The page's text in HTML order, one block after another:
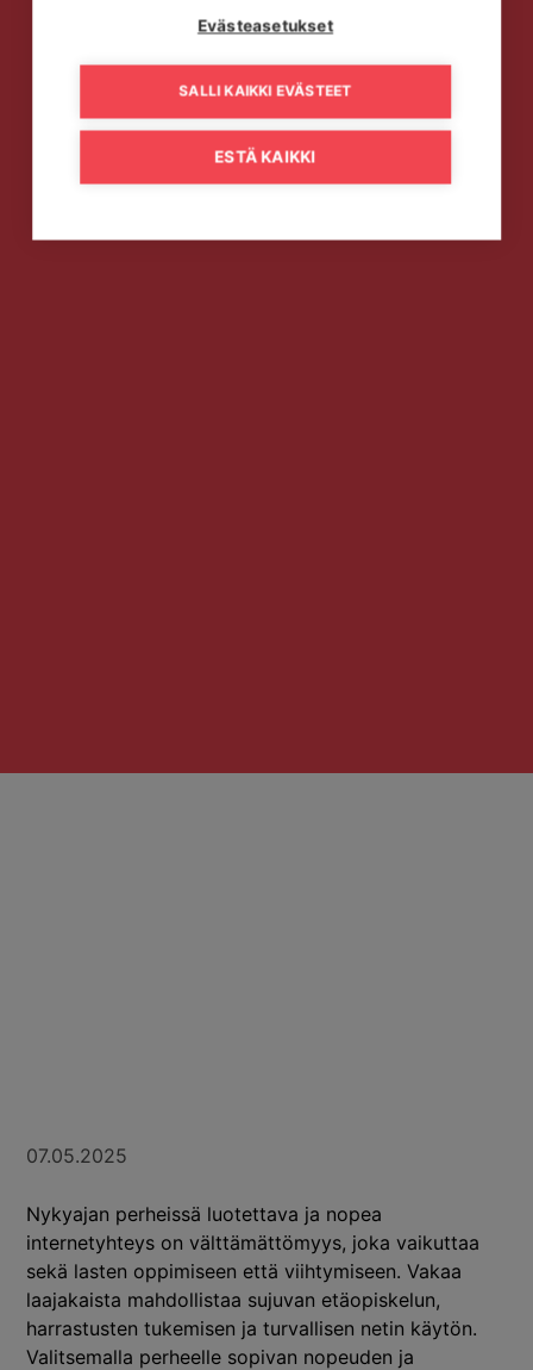
07.05.2025
Nykyajan perheissä luotettava ja nopea
internetyhteys on välttämättömyys, joka vaikuttaa
sekä lasten oppimiseen että viihtymiseen. Vakaa
laajakaista mahdollistaa sujuvan etäopiskelun,
harrastusten tukemisen ja turvallisen netin käytön.
Valitsemalla perheelle sopivan nopeuden ja
Evästeasetukset
SALLI KAIKKI EVÄSTEET
ESTÄ KAIKKI